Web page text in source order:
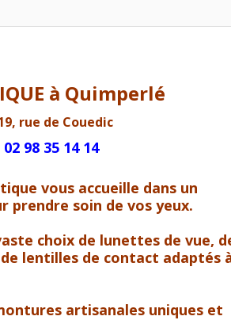
à Quimperlé
rue de Couedic
02 98 35 14 14
vous accueille dans un
prendre soin de vos yeux.
choix de lunettes de vue,
lentilles de contact adaptés
artisanales uniques et